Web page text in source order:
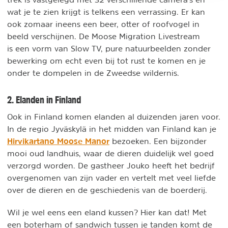
wat je te zien krijgt is telkens een verrassing. Er kan
ook zomaar ineens een beer, otter of roofvogel in
beeld verschijnen. De Moose Migration Livestream
is een vorm van Slow TV, pure natuurbeelden zonder
bewerking om echt even bij tot rust te komen en je
onder te dompelen in de Zweedse wildernis.
2. Elanden in Finland
Ook in Finland komen elanden al duizenden jaren voor.
In de regio Jyväskylä in het midden van Finland kan je
Hirvikartano Moose Manor bezoeken. Een bijzonder
mooi oud landhuis, waar de dieren duidelijk wel goed
verzorgd worden. De gastheer Jouko heeft het bedrijf
overgenomen van zijn vader en vertelt met veel liefde
over de dieren en de geschiedenis van de boerderij.
Wil je wel eens een eland kussen? Hier kan dat! Met
een boterham of sandwich tussen je tanden komt de